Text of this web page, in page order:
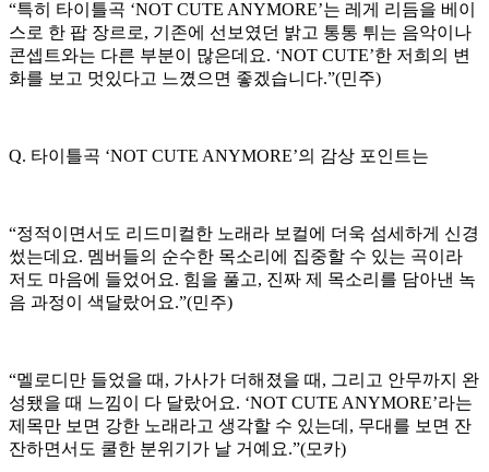
“특히 타이틀곡 ‘NOT CUTE ANYMORE’는 레게 리듬을 베이
스로 한 팝 장르로, 기존에 선보였던 밝고 통통 튀는 음악이나
콘셉트와는 다른 부분이 많은데요. ‘NOT CUTE’한 저희의 변
화를 보고 멋있다고 느꼈으면 좋겠습니다.”(민주)
Q. 타이틀곡 ‘NOT CUTE ANYMORE’의 감상 포인트는
“정적이면서도 리드미컬한 노래라 보컬에 더욱 섬세하게 신경
썼는데요. 멤버들의 순수한 목소리에 집중할 수 있는 곡이라
저도 마음에 들었어요. 힘을 풀고, 진짜 제 목소리를 담아낸 녹
음 과정이 색달랐어요.”(민주)
“멜로디만 들었을 때, 가사가 더해졌을 때, 그리고 안무까지 완
성됐을 때 느낌이 다 달랐어요. ‘NOT CUTE ANYMORE’라는
제목만 보면 강한 노래라고 생각할 수 있는데, 무대를 보면 잔
잔하면서도 쿨한 분위기가 날 거예요.”(모카)